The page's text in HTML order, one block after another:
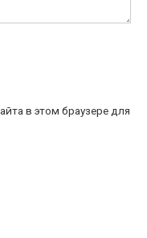
в этом браузере для